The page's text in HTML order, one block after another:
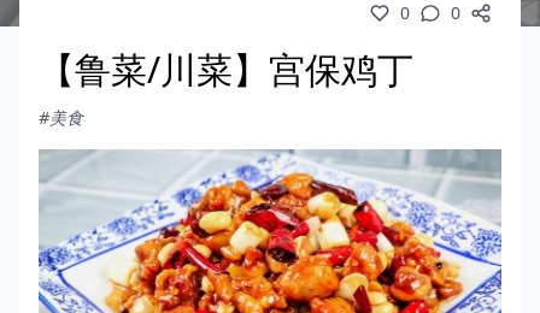
0 0
【鲁菜/川菜】宫保鸡丁
#美食